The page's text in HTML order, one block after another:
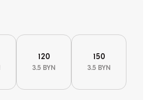
120
3.5 BYN
150
3.5 BYN